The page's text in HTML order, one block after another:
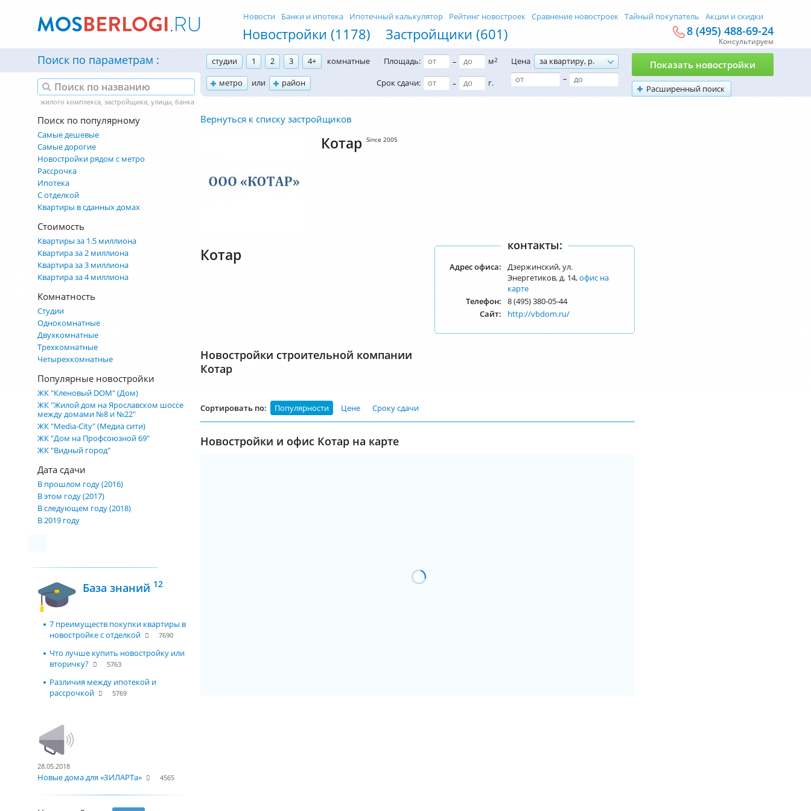
Новостройки (1178) Застройщики (601)
Новости Банки и ипотека Ипотечный калькулятор Рейтинг новостроек Сравнение новостроек Тайный покупатель Акции и скидки
8 (495) 488-69-24
Консультируем
Поиск по параметрам студии 1 2 3 4+
комнатные
метро
или район
Площадь: – м2
Срок сдачи: – г.
Цена
за квартиру, р.
–
Расширенный поиск
Показать новостройки
Поиск по популярному
Самые дешевые
Самые дорогие
Новостройки рядом с метро
Рассрочка
Ипотека
С отделкой
Квартиры в сданных домах
Стоимость
Квартиры за 1.5 миллиона
Квартира за 2 миллиона
Квартира за 3 миллиона
Квартира за 4 миллиона
Комнатность
Студии
Однокомнатные
Двухкомнатные
Трехкомнатные
Четырехкомнатные
Популярные новостройки
ЖК "Кленовый DOM" (Дом)
ЖК "Жилой дом на Ярославском шоссе
между домами №8 и №22"
ЖК "Media-City" (Медиа сити)
ЖК "Дом на Профсоюзной 69"
ЖК "Видный город"
Дата сдачи
В прошлом году (2016)
В этом году (2017)
В следующем году (2018)
В 2019 году
База знаний 12
7 преимуществ покупки квартиры в
новостройке с отделкой
7690
Что лучше купить новостройку или
вторичку?
5763
Различия между ипотекой и
рассрочкой
5769
28.05.2018
Новые дома для «ЗИЛАРТа» 4565
Вернуться к списку застройщиков
Котар Since 2005
контакты:
Адрес офиса:
Дзержинский, ул.
Энергетиков, д. 14,офис на
карте
Телефон:
8 (495) 380-05-44
Сайт:
http://vbdom.ru/
Котар
Новостройки строительной компании
Котар
Сортировать по: Популярности Цене Сроку сдачи
Новостройки и офис Котар на карте